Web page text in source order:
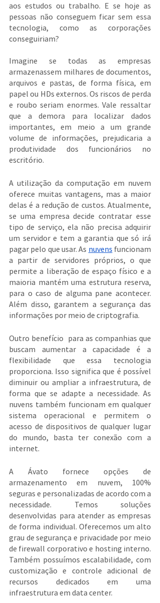
aos estudos ou trabalho. E se hoje as
pessoas não conseguem ficar sem essa
tecnologia, como as corporações
conseguiriam?
Imagine se todas as empresas
armazenassem milhares de documentos,
arquivos e pastas, de forma física, em
papel ou HDs externos. Os riscos de perda
e roubo seriam enormes. Vale ressaltar
que a demora para localizar dados
importantes, em meio a um grande
volume de informações, prejudicaria a
produtividade dos funcionários no
escritório.
A utilização da computação em nuvem
oferece muitas vantagens, mas a maior
delas é a redução de custos. Atualmente,
se uma empresa decide contratar esse
tipo de serviço, ela não precisa adquirir
um servidor e tem a garantia que só irá
pagar pelo que usar. As nuvens funcionam
a partir de servidores próprios, o que
permite a liberação de espaço físico e a
maioria mantém uma estrutura reserva,
para o caso de alguma pane acontecer.
Além disso, garantem a segurança das
informações por meio de criptografia.
Outro benefício  para as companhias que
buscam aumentar a capacidade é a
flexibilidade que essa tecnologia
proporciona. Isso significa que é possível
diminuir ou ampliar a infraestrutura, de
forma que se adapte a necessidade. As
nuvens também funcionam em qualquer
sistema operacional e permitem o
acesso de dispositivos de qualquer lugar
do mundo, basta ter conexão com a
internet.
A Ávato fornece opções de
armazenamento em nuvem, 100%
seguras e personalizadas de acordo com a
necessidade. Temos soluções
desenvolvidas para atender as empresas
de forma individual. Oferecemos um alto
grau de segurança e privacidade por meio
de firewall corporativo e hosting interno.
Também possuímos escalabilidade, com
customização e controle adicional de
recursos dedicados em uma
infraestrutura em data center.